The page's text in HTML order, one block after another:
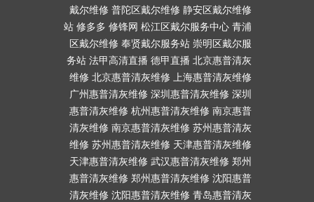
戴尔维修 普陀区戴尔维修 静安区戴尔维修
站 修多多 修锋网 松江区戴尔服务中心 青浦
区戴尔维修 奉贤戴尔服务站 崇明区戴尔服
务站 法甲高清直播 德甲直播 北京惠普清灰
维修 北京惠普清灰维修 上海惠普清灰维修
广州惠普清灰维修 深圳惠普清灰维修 深圳
惠普清灰维修 杭州惠普清灰维修 南京惠普
清灰维修 南京惠普清灰维修 苏州惠普清灰
维修 苏州惠普清灰维修 天津惠普清灰维修
天津惠普清灰维修 武汉惠普清灰维修 郑州
惠普清灰维修 郑州惠普清灰维修 沈阳惠普
清灰维修 沈阳惠普清灰维修 青岛惠普清灰